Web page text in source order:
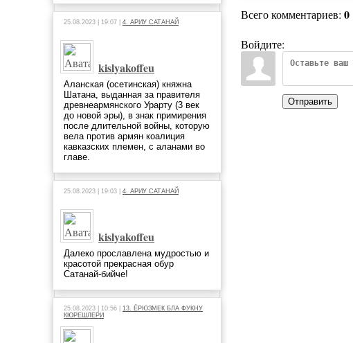
25.08.2023 | 19:07 | 4. АРИУ САТАНАЙ
kislyakoffeu
Аланская (осетинская) княжна
Шатана, выданная за правителя
древнеармянского Урарту (3 век
до новой эры), в знак примирения
после длительной войны, которую
вела против армян коалиция
кавказских племен, с аланами во
главе.
25.08.2023 | 19:03 | 4. АРИУ САТАНАЙ
kislyakoffeu
Далеко прославлена мудростью и
красотой прекрасная обур
Сатанай-бийче!
25.08.2023 | 10:56 | 13. ЁРЮЗМЕК БЛА ФУКНУ
КЮРЕШЛЕРИ
Всего комментариев: 0
Войдите:
Отправить